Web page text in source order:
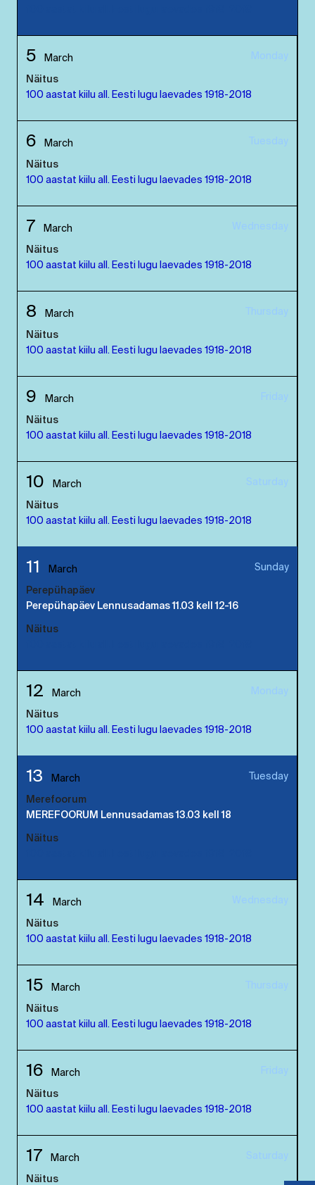
5 March Monday
Näitus
100 aastat kiilu all. Eesti lugu laevades 1918-2018
6 March Tuesday
Näitus
100 aastat kiilu all. Eesti lugu laevades 1918-2018
7 March Wednesday
Näitus
100 aastat kiilu all. Eesti lugu laevades 1918-2018
8 March Thursday
Näitus
100 aastat kiilu all. Eesti lugu laevades 1918-2018
9 March Friday
Näitus
100 aastat kiilu all. Eesti lugu laevades 1918-2018
10 March Saturday
Näitus
100 aastat kiilu all. Eesti lugu laevades 1918-2018
11 March Sunday
Perepühapäev
Perepühapäev Lennusadamas 11.03 kell 12-16
Näitus
12 March Monday
Näitus
100 aastat kiilu all. Eesti lugu laevades 1918-2018
13 March Tuesday
Merefoorum
MEREFOORUM Lennusadamas 13.03 kell 18
Näitus
14 March Wednesday
Näitus
100 aastat kiilu all. Eesti lugu laevades 1918-2018
15 March Thursday
Näitus
100 aastat kiilu all. Eesti lugu laevades 1918-2018
16 March Friday
Näitus
100 aastat kiilu all. Eesti lugu laevades 1918-2018
17 March Saturday
Näitus